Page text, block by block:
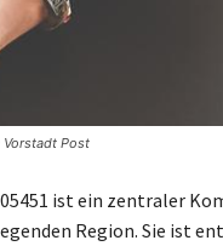
Vorstadt Post
ist ein zentraler
Region. Sie ist